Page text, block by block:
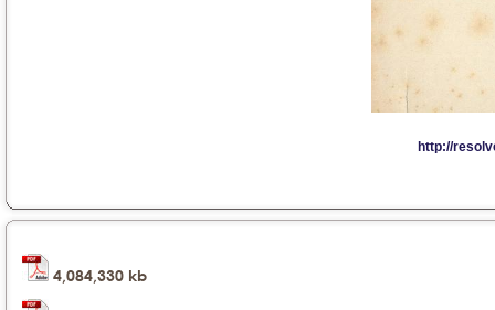
4,084,330 kb